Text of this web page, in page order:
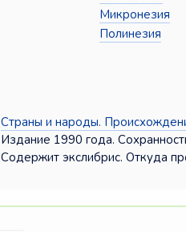
Микронезия
Полинезия
Страны и народы.
Издание 1990 года.
Содержит экслибрис. Откуда